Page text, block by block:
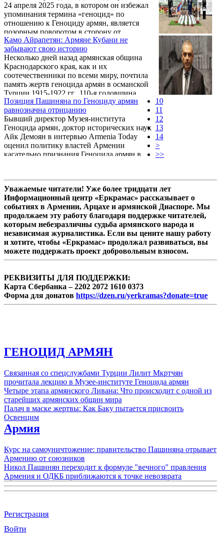
требуем!».
24 апреля 2025 года, в котором он избежал
упоминания термина «геноцид» по
отношению к Геноциду армян, является
позорным поворотом в сторону от
десятилетий признания Геноцида
Соединенными Штатами. Турецкие и
азербайджанские круги быстро
воспользовались заявлением Трампа.
Турецкая газета «Turkiye Today»
опубликовала статью: «Трамп 24 апреля
избежал термина «Геноцид армян» в
качестве дружественного жеста по
отношению к Турции». Азербайджанское
«Azernews» опубликовало ...
Камо Айрапетян: Армяне Кубани не
забывают свою историю
Несколько дней назад армянская община
Краснодарского края, как и их
соотечественники по всеми миру, почтила
память жертв геноцида армян в османской
Турции 1915-1922 гг., 110-я годовщина
которого отмечается в этом году. Памятные
мероприятия прошли по всем районам
Кубани, где действуют местные отделения
Союза армян России. Центральное
мероприятие было проведено в
Новороссийске – городе, который одним из
первых на Кубани принял тысячи
Позиция Пашиняна по Геноциду армян
равнозначна отрицанию
Бывший директор Музея-института
Геноцида армян, доктор исторических наук
Айк Демоян в интервью Armenia Today
оценил политику властей Армении
касательно признания Геноцида армян в
министра Никола Пашиняна по случаю 110-
й годовщины Геноцида армян.
10
11
12
13
14
>
>>
Уважаемые читатели! Уже более тридцати лет
Информационный центр «Еркрамас» рассказывает о
событиях в Армении, Арцахе и армянской Диаспоре. Мы
продолжаем эту работу благодаря поддержке читателей,
которым небезразличны судьба армянского народа и
независимая журналистика. Если вы цените нашу работу
и хотите, чтобы «Еркрамас» продолжал развиваться, вы
можете поддержать проект добровольным взносом.
РЕКВИЗИТЫ ДЛЯ ПОДДЕРЖКИ:
Карта Сбербанка – 2202 2072 1610 0373
Форма для донатов https://dzen.ru/yerkramas?donate=true
ГЕНОЦИД АРМЯН
Связанная со спецслужбами Турции Лилит Мкртчян
прочитала лекцию в Музее-институте Геноцида армян
Четыре этапа армянского Ливана: Что происходит с одной из
старейших армянских общин мира
Палач в маске жертвы: Как Баку пытается присвоить
Освенцим
Армия
Курс на самоуничтожение: правительство Пашиняна отрывает
Армению от союзников
Никол Пашинян переходит к формуле "вечного" правления
Армения и ОДКБ приближаются к точке невозврата
Регистрация
Войти